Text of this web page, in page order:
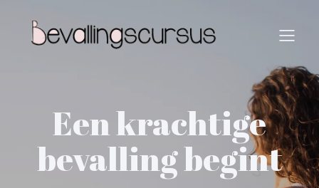
Een krachtige
bevalling begint